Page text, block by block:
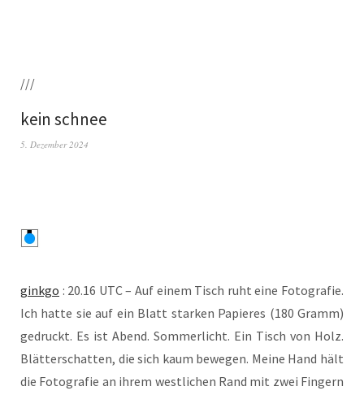
///
kein schnee
5. Dezember 2024
gink­go : 20.16 UTC – Auf einem Tisch ruht eine Foto­gra­fie.
Ich hat­te sie auf ein Blatt star­ken Papie­res (180 Gramm)
gedruckt. Es ist Abend. Som­mer­licht. Ein Tisch von Holz.
Blät­ter­schat­ten, die sich kaum bewe­gen. Mei­ne Hand hält
die Foto­gra­fie an ihrem west­li­chen Rand mit zwei Fin­gern